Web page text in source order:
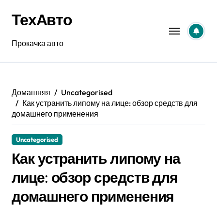
содержанию
ТехАвто
Прокачка авто
Домашняя
Uncategorised
Как устранить липому на лице: обзор средств для
домашнего применения
Uncategorised
Как устранить липому на
лице: обзор средств для
домашнего применения